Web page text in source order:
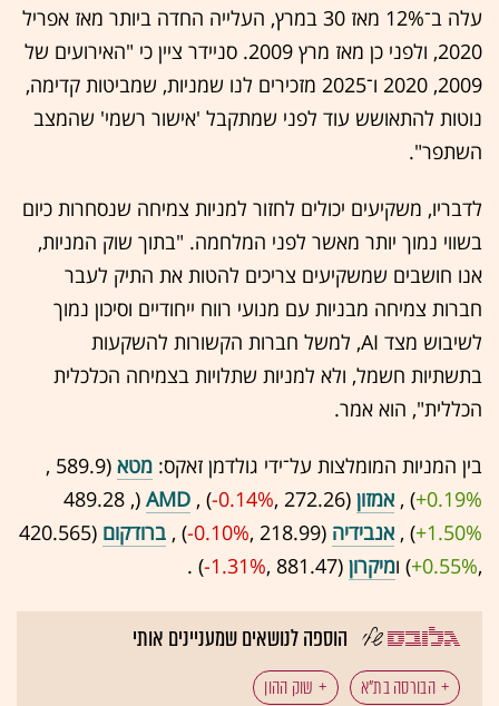
עלה ב־12% מאז 30 במרץ, העלייה החדה ביותר מאז אפריל
2020, ולפני כן מאז מרץ 2009. סניידר ציין כי "האירועים של
2009, 2020 ו־2025 מזכירים לנו שמניות, שמביטות קדימה,
נוטות להתאושש עוד לפני שמתקבל 'אישור רשמי' שהמצב
השתפר".
לדבריו, משקיעים יכולים לחזור למניות צמיחה שנסחרות כיום
בשווי נמוך יותר מאשר לפני המלחמה. "בתוך שוק המניות,
אנו חושבים שמשקיעים צריכים להטות את התיק לעבר
חברות צמיחה מבניות עם מנועי רווח ייחודיים וסיכון נמוך
לשיבוש מצד AI, למשל חברות הקשורות להשקעות
בתשתיות חשמל, ולא למניות שתלויות בצמיחה הכלכלית
הכללית", הוא אמר.
בין המניות המומלצות על־ידי גולדמן זאקס: מטא (589.9 ,‎
+0.19%
‏) ,אמזון (272.26 ,‎
-0.14%
‏) ,
AMD
(489.28 ,‎
+1.50%
‏) ,אנבידיה (218.99 ,‎
-0.10%
‏) , ברודקום (420.565
,‎
+0.55%‏) ומיקרון (881.47 ,‎
-1.31%
‏) .
הוספה לנושאים שמעניינים אותי
הבורסה בת"א שוק ההון